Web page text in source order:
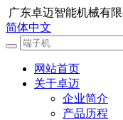
广东卓迈智能机械有
简体中文
网站首页
关于卓迈
企业简介
产品历程